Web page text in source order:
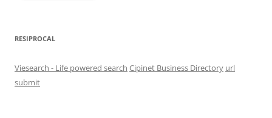
RESIPROCAL
Viesearch - Life powered search Cipinet Business Directory url
submit